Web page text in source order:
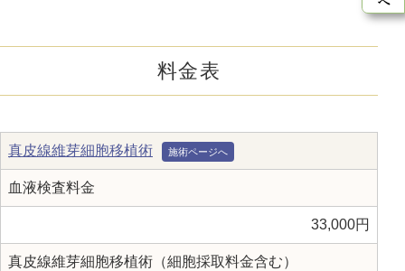
料金表
真皮線維芽細胞移植術
血液検査料金
33,000円
真皮線維芽細胞移植術（細胞採取料金含む）